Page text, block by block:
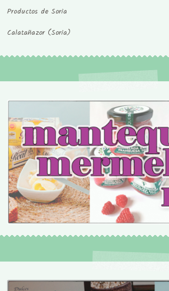
Productos de Soria
Calatañazor (Soria)